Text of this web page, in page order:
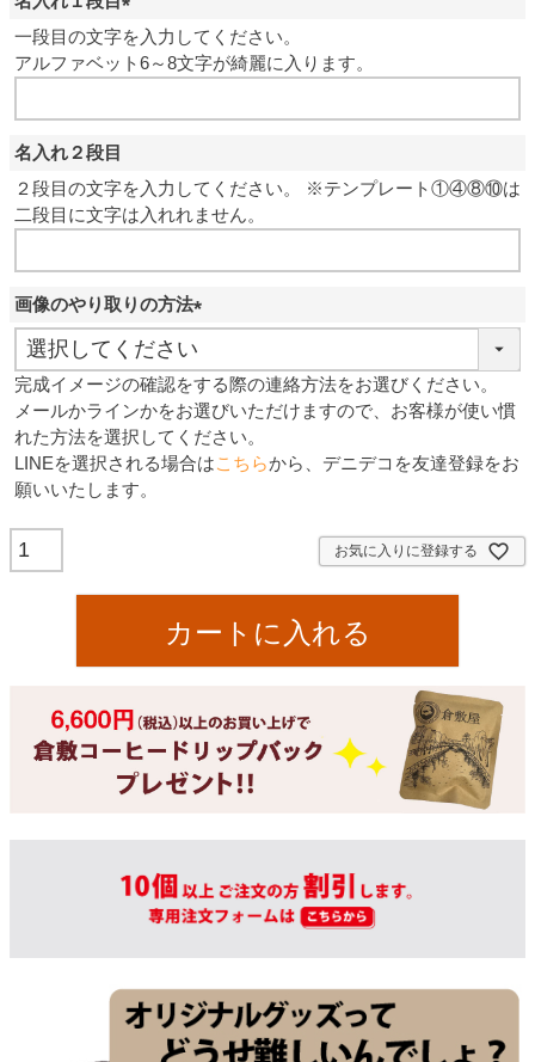
(
必
一段目の文字を入力してください。
アルファベット6～8文字が綺麗に入ります。
名入れ２段目
２段目の文字を入力してください。 ※テンプレート①④⑧⑩は
二段目に文字は入れれません。
画像のやり取りの方法
須
)
完成イメージの確認をする際の連絡方法をお選びください。
メールかラインかをお選びいただけますので、お客様が使い慣
れた方法を選択してください。
LINEを選択される場合はこちらから、デニデコを友達登録をお
願いいたします。
お気に入りに登録する
カートに入れる